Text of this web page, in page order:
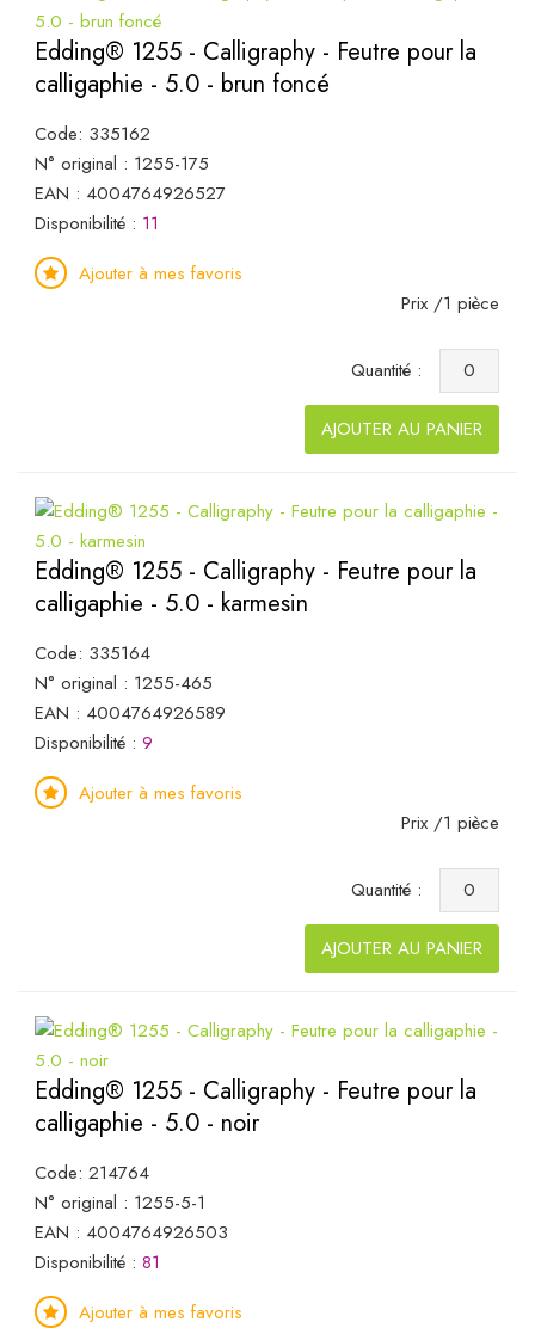
Edding® 1255 - Calligraphy - Feutre pour la
calligaphie - 5.0 - brun foncé
Code: 335162
N° original : 1255-175
EAN : 4004764926527
Disponibilité : 11
Ajouter à mes favoris
Prix /1 pièce
Quantité :
AJOUTER AU PANIER
Edding® 1255 - Calligraphy - Feutre pour la
calligaphie - 5.0 - karmesin
Code: 335164
N° original : 1255-465
EAN : 4004764926589
Disponibilité : 9
Ajouter à mes favoris
Prix /1 pièce
Quantité :
AJOUTER AU PANIER
Edding® 1255 - Calligraphy - Feutre pour la
calligaphie - 5.0 - noir
Code: 214764
N° original : 1255-5-1
EAN : 4004764926503
Disponibilité : 81
Ajouter à mes favoris